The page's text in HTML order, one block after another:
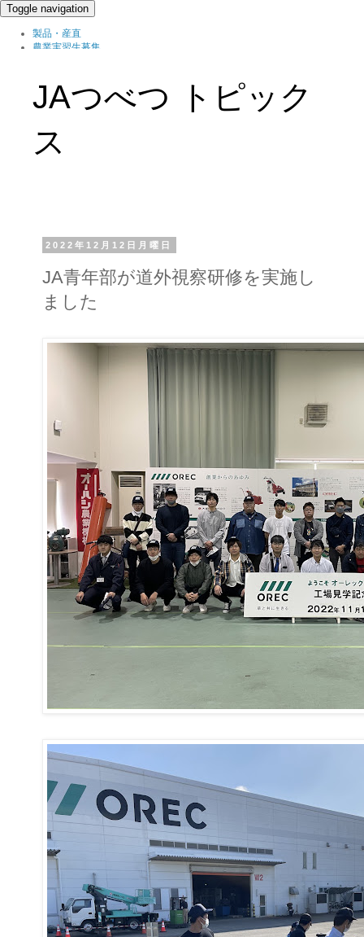
Toggle navigation
製品・産直
農業実習生募集
ブログ
JAつべつ トピック
ス
2022年12月12日月曜日
JA青年部が道外視察研修を実施し
ました